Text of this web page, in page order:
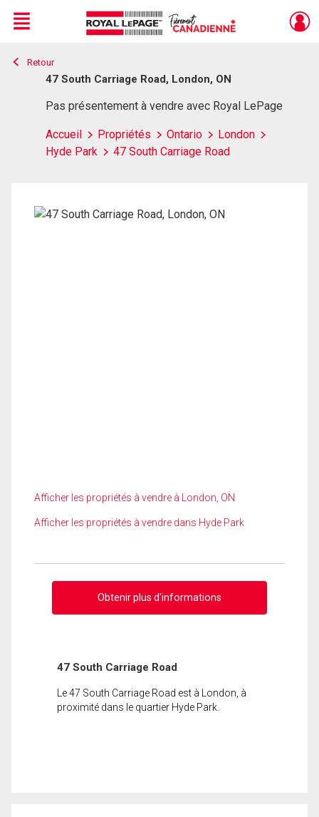
Live
En Direct
Menu
Retour
47 South Carriage Road, London, ON
Pas présentement à vendre avec Royal LePage
Accueil Propriétés Ontario
London
Hyde Park
47 South Carriage Road
Afficher les propriétés à vendre à London, ON
Afficher les propriétés à vendre dans Hyde Park
Obtenir plus d'informations
47 South Carriage Road
Le 47 South Carriage Road est à London, à
proximité dans le quartier Hyde Park.